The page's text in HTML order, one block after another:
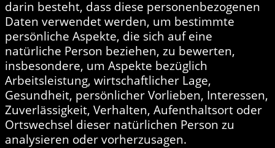
darin besteht, dass diese personenbezogenen
Daten verwendet werden, um bestimmte
persönliche Aspekte, die sich auf eine
natürliche Person beziehen, zu bewerten,
insbesondere, um Aspekte bezüglich
Arbeitsleistung, wirtschaftlicher Lage,
Gesundheit, persönlicher Vorlieben, Interessen,
Zuverlässigkeit, Verhalten, Aufenthaltsort oder
Ortswechsel dieser natürlichen Person zu
analysieren oder vorherzusagen.